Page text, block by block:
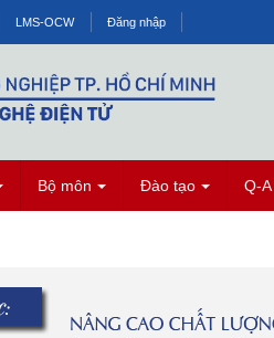
LMS-OCW Đăng nhập
Bộ môn Đào tạo Q-A